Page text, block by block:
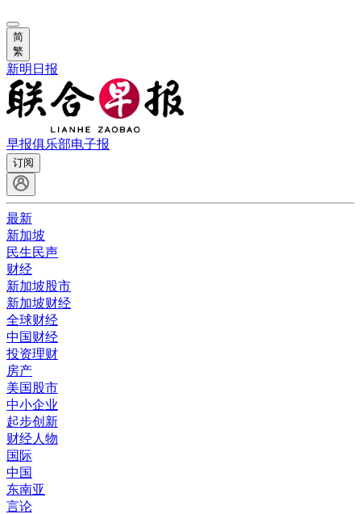
简
繁
新明日报
早报俱乐部电子报
订阅
最新
新加坡
民生民声
财经
新加坡股市
新加坡财经
全球财经
中国财经
投资理财
房产
美国股市
中小企业
起步创新
财经人物
国际
中国
东南亚
言论